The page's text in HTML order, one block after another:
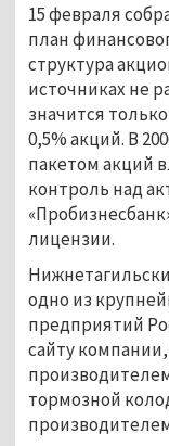
15 февраля
план
структура
источниках не
значится
0,5% акций. В
пакетом акций
контроль над
лицензии.
одно из
предприятий
сайту
тормозной